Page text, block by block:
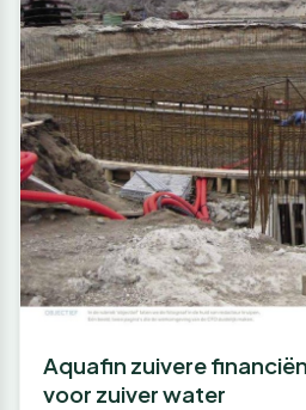
Aquafin zuivere financiën
voor zuiver water